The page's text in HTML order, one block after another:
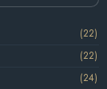
(22)
(22)
(24)